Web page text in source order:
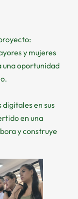
y mujeres
una oportunidad
en sus
en una
y construye